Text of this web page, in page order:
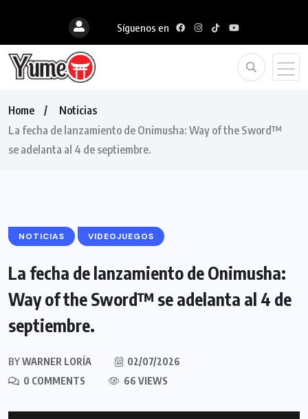
Síguenos en
Home
Noticias
La fecha de lanzamiento de Onimusha: Way of the Sword™
se adelanta al 4 de septiembre.
NOTICIAS VIDEOJUEGOS
La fecha de lanzamiento de Onimusha:
Way of the Sword™ se adelanta al 4 de
septiembre.
BYWARNER LORÍA
02/07/2026
0 COMMENTS
66 VIEWS